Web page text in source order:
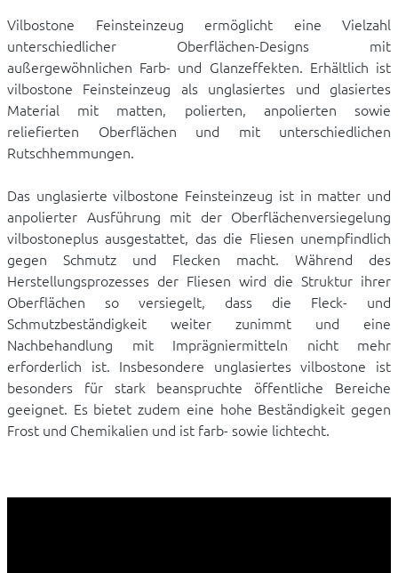
Vilbostone Feinsteinzeug ermöglicht eine Vielzahl
unterschiedlicher Oberflächen-Designs mit
außergewöhnlichen Farb- und Glanzeffekten. Erhältlich ist
vilbostone Feinsteinzeug als unglasiertes und glasiertes
Material mit matten, polierten, anpolierten sowie
reliefierten Oberflächen und mit unterschiedlichen
Rutschhemmungen.
Das unglasierte vilbostone Feinsteinzeug ist in matter und
anpolierter Ausführung mit der Oberflächenversiegelung
vilbostoneplus ausgestattet, das die Fliesen unempfindlich
gegen Schmutz und Flecken macht. Während des
Herstellungsprozesses der Fliesen wird die Struktur ihrer
Oberflächen so versiegelt, dass die Fleck- und
Schmutzbeständigkeit weiter zunimmt und eine
Nachbehandlung mit Imprägniermitteln nicht mehr
erforderlich ist. Insbesondere unglasiertes vilbostone ist
besonders für stark beanspruchte öffentliche Bereiche
geeignet. Es bietet zudem eine hohe Beständigkeit gegen
Frost und Chemikalien und ist farb- sowie lichtecht.